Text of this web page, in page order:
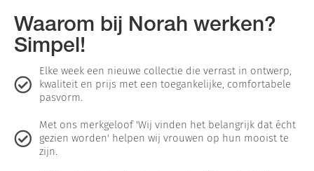
Waarom bij Norah werken?
Simpel!
Elke week een nieuwe collectie die verrast in ontwerp,
kwaliteit en prijs met een toegankelijke, comfortabele
pasvorm.
Met ons merkgeloof 'Wij vinden het belangrijk dat écht
gezien worden' helpen wij vrouwen op hun mooist te
zijn.